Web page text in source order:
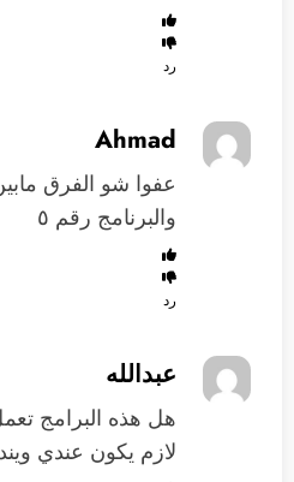
رد
Ahmad
والبرنامج رقم ٥
رد
عبدالله
هل هذه البرامج
لازم يكون عندي